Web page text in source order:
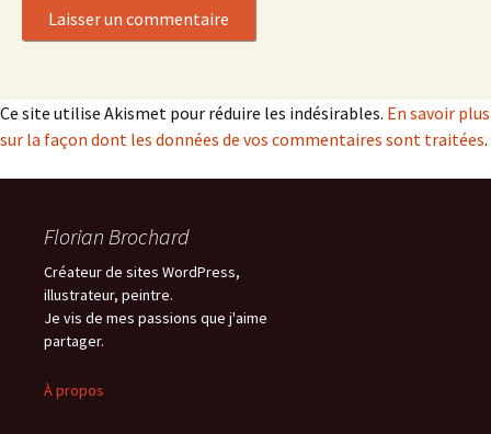
Ce site utilise Akismet pour réduire les indésirables. En savoir plus
sur la façon dont les données de vos commentaires sont traitées.
Florian Brochard
Créateur de sites WordPress,
illustrateur, peintre.
Je vis de mes passions que j'aime
partager.
À propos